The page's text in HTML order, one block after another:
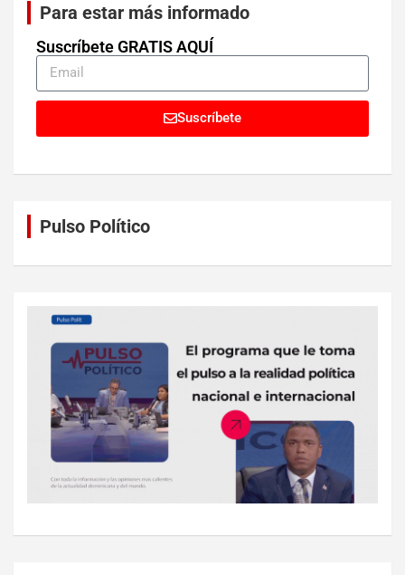
Para estar más informado
Suscríbete GRATIS AQUÍ
Suscríbete
Pulso Político